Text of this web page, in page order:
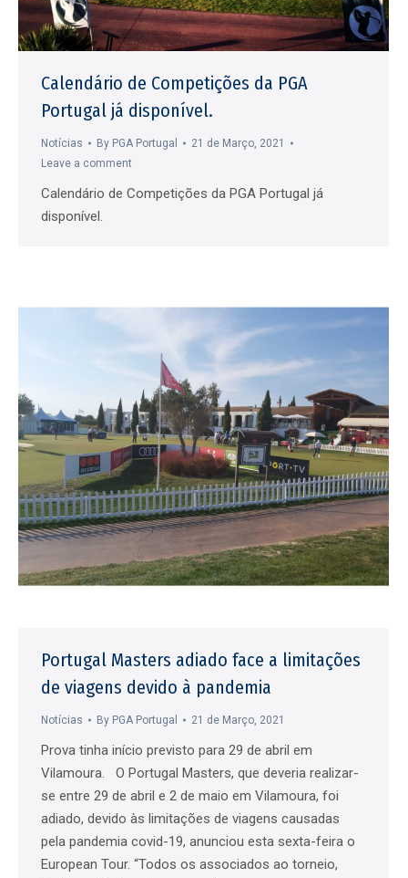
Calendário de Competições da PGA
Portugal já disponível.
Notícias By PGA Portugal
21 de Março, 2021
Leave a comment
Calendário de Competições da PGA Portugal já
disponível.
Portugal Masters adiado face a limitações
de viagens devido à pandemia
Notícias By PGA Portugal 21 de Março, 2021
Prova tinha início previsto para 29 de abril em
Vilamoura. O Portugal Masters, que deveria realizar-
se entre 29 de abril e 2 de maio em Vilamoura, foi
adiado, devido às limitações de viagens causadas
pela pandemia covid-19, anunciou esta sexta-feira o
European Tour. “Todos os associados ao torneio,